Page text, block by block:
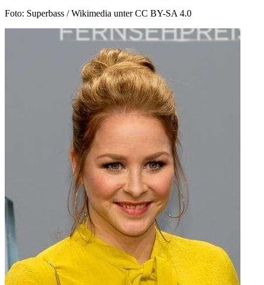
Foto: Superbass / Wikimedia unter CC BY-SA 4.0